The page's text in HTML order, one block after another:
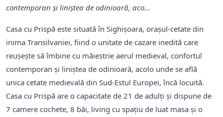
contemporan și liniștea de odinioară, aco...
Casa cu Prispă este situată în Sighișoara, orașul-cetate din
inima Transilvaniei, fiind o unitate de cazare inedită care
reușește să îmbine cu măiestrie aerul medieval, confortul
contemporan și liniștea de odinioară, acolo unde se află
unica cetate medievală din Sud-Estul Europei, încă locuită.
Casa cu Prispă are o capacitate de 21 de adulți și dispune de
7 camere cochete, 8 băi, living cu spațiu de luat masa și o